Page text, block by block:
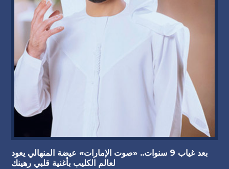
بعد غياب 9 سنوات.. «صوت الإمارات» عيضة المنهالي يعود
لعالم الكليب بأغنية قلبي رهينك